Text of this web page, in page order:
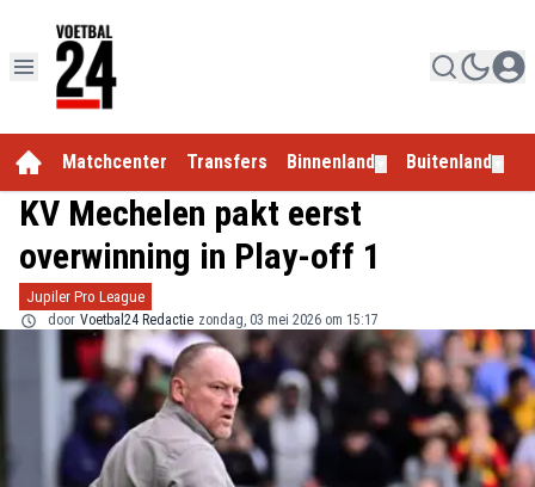
Matchcenter Transfers Binnenland Buitenland
KV Mechelen pakt eerst
overwinning in Play-off 1
Jupiler Pro League
door Voetbal24 Redactie zondag, 03 mei 2026 om 15:17